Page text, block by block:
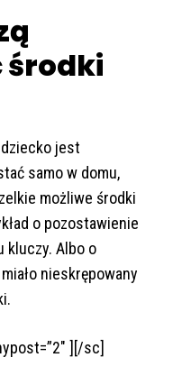
środki
jest
samo w domu,
możliwe środki
o pozostawienie
kluczy. Albo o
nieskrępowany
][/sc]